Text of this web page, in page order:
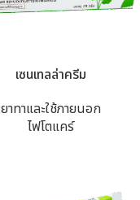
เซนเทลล่าครีม
ยาทาและใช้ภายนอก
ไฟโตแคร์